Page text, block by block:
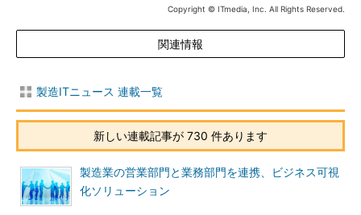
Copyright © ITmedia, Inc. All Rights Reserved.
関連情報
製造ITニュース 連載一覧
新しい連載記事が 730 件あります
製造業の営業部門と業務部門を連携、ビジネス可視
化ソリューション